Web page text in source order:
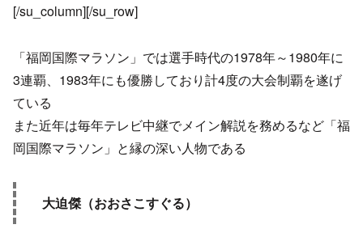
[/su_column][/su_row]
「福岡国際マラソン」では選手時代の1978年～1980年に
3連覇、1983年にも優勝しており計4度の大会制覇を遂げ
ている
また近年は毎年テレビ中継でメイン解説を務めるなど「福
岡国際マラソン」と縁の深い人物である
大迫傑（おおさこすぐる）